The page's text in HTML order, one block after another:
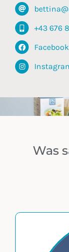
+43 676
Facebook
Was